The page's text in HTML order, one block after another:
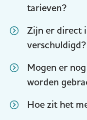
tarieven?
Zijn er direct
verschuldigd?
Mogen er
worden
Hoe zit het